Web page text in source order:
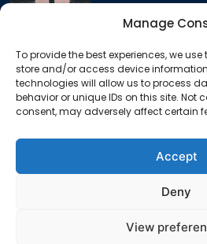
Manage
To provide the best experiences, we
store and/or access device
technologies will allow us to process
behavior or unique IDs on this site. Not
consent, may adversely affect certain
Accept
Deny
View
18 May, 2024
Trekker-
die Weltwunder
Urheberrechte @ 2024Visa